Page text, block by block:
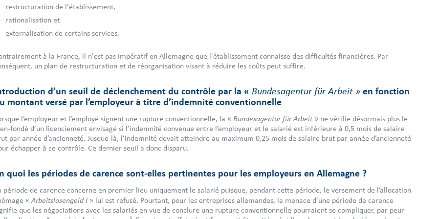
restructuration de l'établissement,
rationalisation et
externalisation de certains services.
à la France, il n'est pas impératif en Allemagne que l'établissement connaisse des difficultés financières. Par
un plan de restructuration et de réorganisation visant à réduire les coûts peut suffire.
d’un seuil de déclenchement du contrôle par la « Bundesagentur für Arbeit » en fonction
montant versé par l’employeur à titre d’indemnité conventionnelle
l’employeur et l’employé signent une rupture conventionnelle, la « Bundesagentur für Arbeit »ne vérifie désormais plus le
fondé d’un licenciement envisagé si l’indemnité convenue entre l’employeur et le salarié est inférieure à 0,5 mois de salaire
par année d’ancienneté. Jusque-là, l’indemnité devait atteindre au maximum 0,25 mois de salaire brut par année d’ancienneté
échapper à ce contrôle. Ce dernier seuil a donc disparu.
quoi les périodes de carence sont‑elles pertinentes pour les employeurs en Allemagne ?
période de carence concerne en premier lieu uniquement le salarié puisque, pendant cette période, le versement de l’allocation
« Arbeitslosengeld I» lui est refusé. Pourtant, pour les entreprises allemandes, la menace d’une période de carence
que les négociations avec les salariés en vue de conclure une rupture conventionnelle pourraient se compliquer, par peur